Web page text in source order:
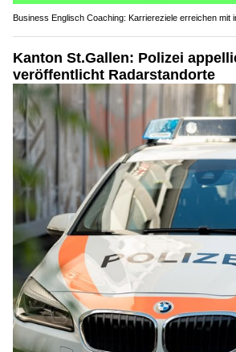
Business Englisch Coaching: Karriereziele erreichen mit
Kanton St.Gallen: Polizei
veröffentlicht Radarstandorte